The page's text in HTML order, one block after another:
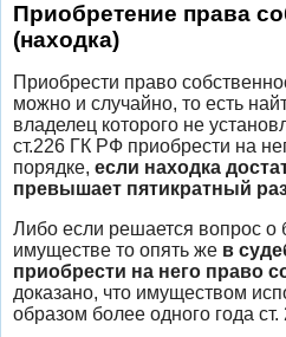
Приобретение права
(находка)
Приобрести право
можно и случайно, то есть
владелец которого не
ст.226 ГК РФ приобрести на
порядке, если находка
превышает пятикратный
Либо если решается вопрос
имуществе то опять же в
приобрести на него право
доказано, что имуществом
образом более одного года